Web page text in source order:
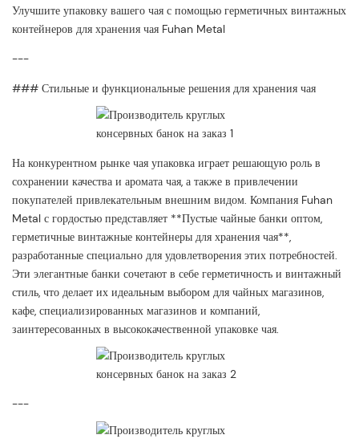
Улучшите упаковку вашего чая с помощью герметичных винтажных
контейнеров для хранения чая Fuhan Metal
---
### Стильные и функциональные решения для хранения чая
На конкурентном рынке чая упаковка играет решающую роль в
сохранении качества и аромата чая, а также в привлечении
покупателей привлекательным внешним видом. Компания Fuhan
Metal с гордостью представляет **Пустые чайные банки оптом,
герметичные винтажные контейнеры для хранения чая**,
разработанные специально для удовлетворения этих потребностей.
Эти элегантные банки сочетают в себе герметичность и винтажный
стиль, что делает их идеальным выбором для чайных магазинов,
кафе, специализированных магазинов и компаний,
заинтересованных в высококачественной упаковке чая.
---